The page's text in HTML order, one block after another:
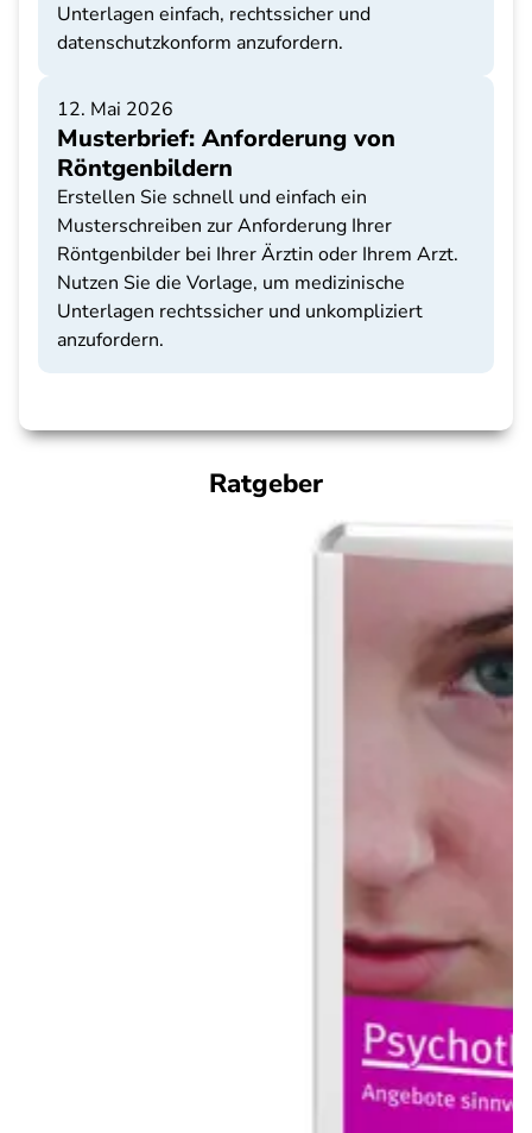
Unterlagen einfach, rechtssicher und
datenschutzkonform anzufordern.
12. Mai 2026
Musterbrief: Anforderung von
Röntgenbildern
Erstellen Sie schnell und einfach ein
Musterschreiben zur Anforderung Ihrer
Röntgenbilder bei Ihrer Ärztin oder Ihrem Arzt.
Nutzen Sie die Vorlage, um medizinische
Unterlagen rechtssicher und unkompliziert
anzufordern.
Ratgeber